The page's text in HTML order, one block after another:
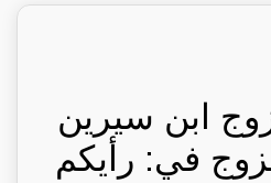
ابن سيرين
في: رأيكم